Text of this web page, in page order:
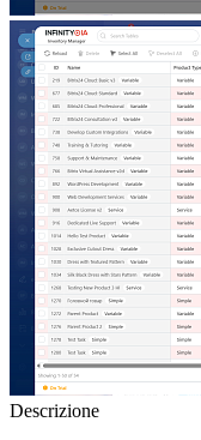
Descrizione